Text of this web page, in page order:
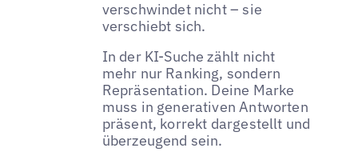
verschwindet nicht – sie
verschiebt sich.
In der KI-Suche zählt nicht
mehr nur Ranking, sondern
Repräsentation. Deine Marke
muss in generativen Antworten
präsent, korrekt dargestellt und
überzeugend sein.